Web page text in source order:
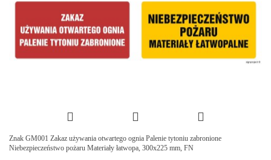
Znak GM001 Zakaz używania otwartego ognia Palenie tytoniu zabronione
Niebezpieczeństwo pożaru Materiały łatwopa, 300x225 mm, FN